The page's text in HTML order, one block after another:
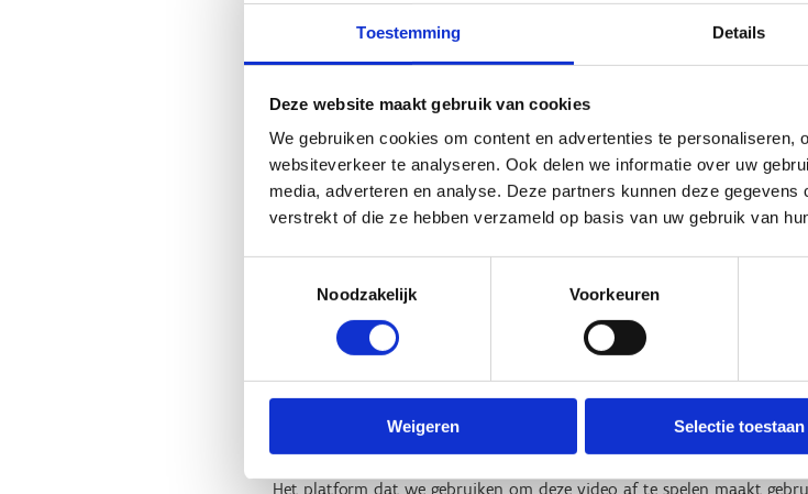
Toestemming Details
Deze website maakt gebruik van cookies
We gebruiken cookies om content en advertenties te personaliseren,
websiteverkeer te analyseren. Ook delen we informatie over uw
media, adverteren en analyse. Deze partners kunnen deze
verstrekt of die ze hebben verzameld op basis van uw gebruik van
Noodzakelijk
Voorkeuren
Weigeren Selectie toestaan
Verander cookie settings
Test 4: 40m spurt (met hindernissen)
Het platform dat we gebruiken om deze video af te spelen maakt
op 'Alles toestaan' of zet de 'Marketing cookies' aan en klik op 'Selectie
Verander cookie settings
Test 5: Uithouding - spin around
Het platform dat we gebruiken om deze video af te spelen maakt